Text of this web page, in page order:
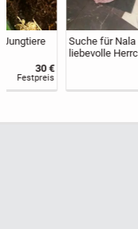
Suche für Nala
liebevolle Herrchen